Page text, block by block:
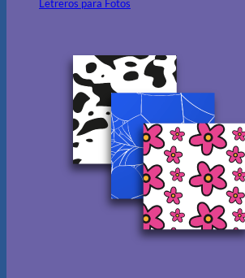
Letreros para Fotos